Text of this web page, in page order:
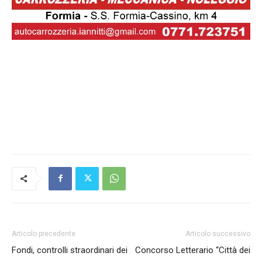
Articolo precedente
Fondi, controlli straordinari dei
Articolo successivo
Concorso Letterario “Città dei